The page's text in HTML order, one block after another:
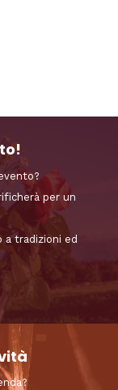
per un
tradizioni ed